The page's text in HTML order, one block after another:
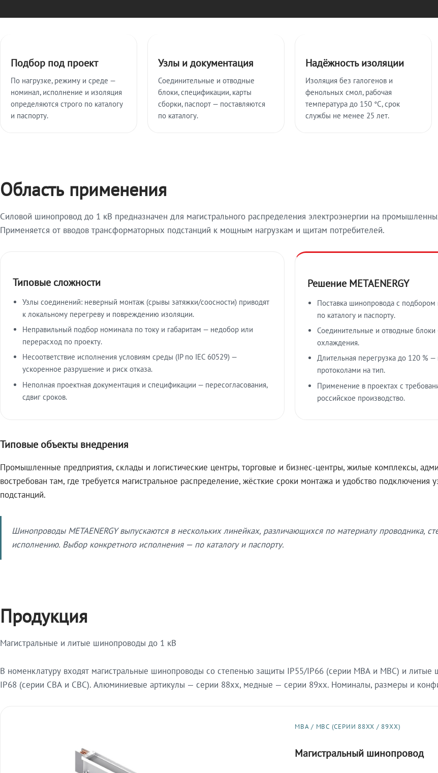
Подбор под проект
По нагрузке, режиму и среде —
номинал, исполнение и изоляция
определяются строго по каталогу
и паспорту.
Узлы и документация
Соединительные и отводные
блоки, спецификации, карты
сборки, паспорт — поставляются
по каталогу.
Надёжность изоляции
Изоляция без галогенов и
фенольных смол, рабочая
температура до 150 °C, срок
службы не менее 25 лет.
Область применения
Силовой шинопровод до 1 кВ предназначен для магистрального распределения электроэнергии на
Применяется от вводов трансформаторных подстанций к мощным нагрузкам и щитам потребителей.
Типовые сложности
Узлы соединений: неверный монтаж (срывы затяжки/соосности) приводят
к локальному перегреву и повреждению изоляции.
Неправильный подбор номинала по току и габаритам — недобор или
перерасход по проекту.
Несоответствие исполнения условиям среды (IP по IEC 60529) —
ускоренное разрушение и риск отказа.
Неполная проектная документация и спецификации — пересогласования,
сдвиг сроков.
Решение METAENERGY
Поставка шинопровода с подбором
по каталогу и паспорту.
Соединительные и отводные блоки
охлаждения.
Длительная перегрузка до 120 %
протоколами на тип.
Применение в проектах с
российское производство.
Типовые объекты внедрения
Промышленные предприятия, склады и логистические центры, торговые и бизнес-центры, жилые комплексы,
востребован там, где требуется магистральное распределение, жёсткие сроки монтажа и удобство
подстанций.
Шинопроводы METAENERGY выпускаются в нескольких линейках, различающихся по материалу проводника,
исполнению. Выбор конкретного исполнения — по каталогу и паспорту.
Продукция
Магистральные и литые шинопроводы до 1 кВ
В номенклатуру входят магистральные шинопроводы со степенью защиты IP55/IP66 (серии МВА и МВС) и литые
IP68 (серии СВА и СВС). Алюминиевые артикулы — серии 88xx, медные — серии 89xx. Номиналы, размеры и
МВА / МВС (СЕРИИ 88XX / 89XX)
Магистральный шинопровод